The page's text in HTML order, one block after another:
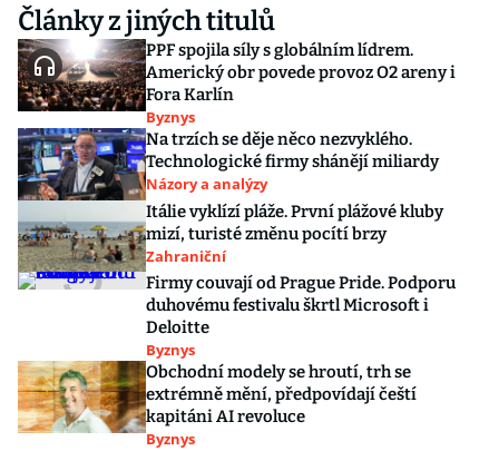
Články z jiných titulů
PPF spojila síly s globálním lídrem.
Americký obr povede provoz O2 areny i
Fora Karlín
Byznys
Na trzích se děje něco nezvyklého.
Technologické firmy shánějí miliardy
Názory a analýzy
Itálie vyklízí pláže. První plážové kluby
mizí, turisté změnu pocítí brzy
Zahraniční
Firmy couvají od Prague Pride. Podporu
duhovému festivalu škrtl Microsoft i
Deloitte
Byznys
Obchodní modely se hroutí, trh se
extrémně mění, předpovídají čeští
kapitáni AI revoluce
Byznys